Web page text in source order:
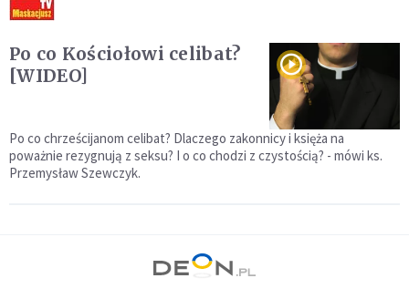
Po co Kościołowi celibat?
[WIDEO]
Po co chrześcijanom celibat? Dlaczego zakonnicy i księża na
poważnie rezygnują z seksu? I o co chodzi z czystością? - mówi ks.
Przemysław Szewczyk.